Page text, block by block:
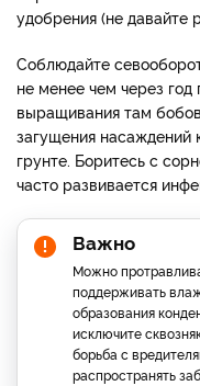
удобрения (не давайте
Соблюдайте
не менее чем через
выращивания там
загущения насаждений
грунте. Боритесь с
часто развивается
Важно
Можно
поддерживать
образования
исключите
борьба с
распространять